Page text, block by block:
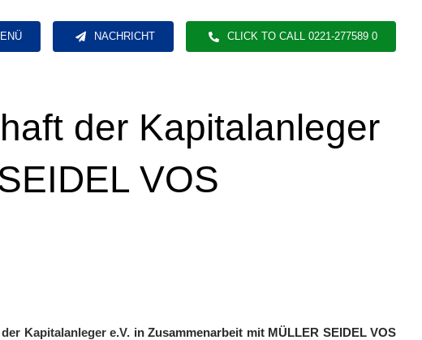
NACHRICHT CLICK TO CALL 0221-277589 0
der Kapitalanleger
VOS
Kapitalanleger e.V. in Zusammenarbeit mit MÜLLER SEIDEL VOS